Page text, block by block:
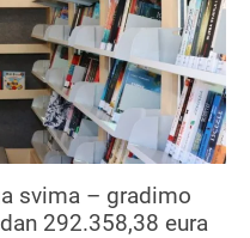
svima – gradimo
292.358,38 eura